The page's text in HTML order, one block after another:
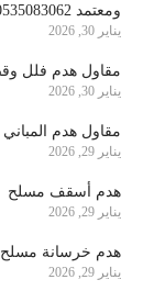
ومعتمد 0535083062
يناير 30, 2026
مقاول هدم فلل
يناير 30, 2026
مقاول هدم
يناير 29, 2026
هدم أسقف مسلح
يناير 29, 2026
هدم خرسانة مسلح
يناير 29, 2026